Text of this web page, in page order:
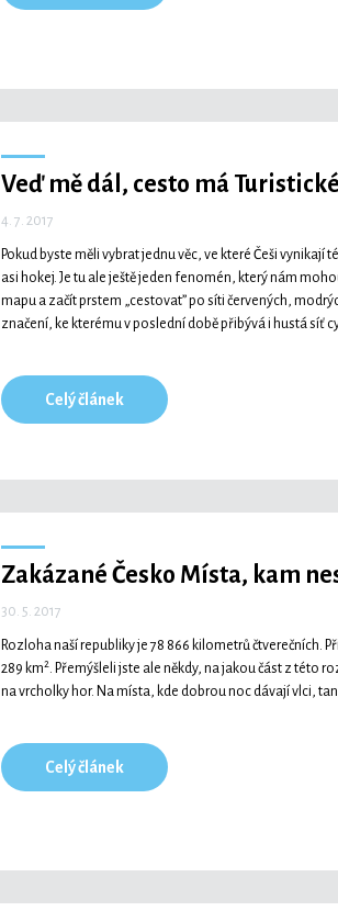
Veď mě dál, cesto má
4. 7. 2017
Pokud byste měli vybrat jednu věc, ve které Češi
asi hokej. Je tu ale ještě jeden fenomén, který nám
mapu a začít prstem „cestovat” po síti červených,
značení, ke kterému v poslední době přibývá i hustá síť
Celý článek
Zakázané Česko Místa, kam
30. 5. 2017
Rozloha naší republiky je 78 866 kilometrů čtverečních.
289 km2 . Přemýšleli jste ale někdy, na jakou část z této
na vrcholky hor. Na místa, kde dobrou noc dávají vlci,
Celý článek